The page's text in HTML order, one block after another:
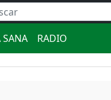
RADIO